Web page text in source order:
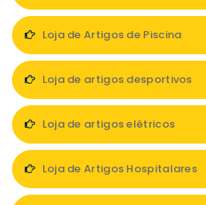
Loja de Artigos de Piscina
Loja de artigos desportivos
Loja de artigos elétricos
Loja de Artigos Hospitalares